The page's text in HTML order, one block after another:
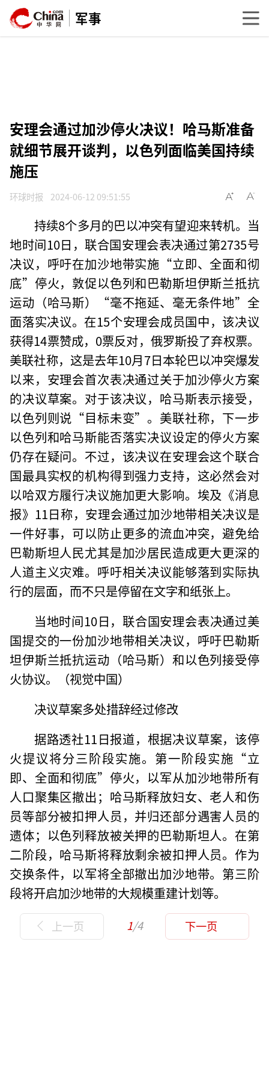
军事
安理会通过加沙停火决议！哈马斯准备
就细节展开谈判，以色列面临美国持续
施压
环球时报 2024-06-12 09:51:55
持续8个多月的巴以冲突有望迎来转机。当
地时间10日，联合国安理会表决通过第2735号
决议，呼吁在加沙地带实施“立即、全面和彻
底”停火，敦促以色列和巴勒斯坦伊斯兰抵抗
运动（哈马斯）“毫不拖延、毫无条件地”全
面落实决议。在15个安理会成员国中，该决议
获得14票赞成，0票反对，俄罗斯投了弃权票。
美联社称，这是去年10月7日本轮巴以冲突爆发
以来，安理会首次表决通过关于加沙停火方案
的决议草案。对于该决议，哈马斯表示接受，
以色列则说“目标未变”。美联社称，下一步
以色列和哈马斯能否落实决议设定的停火方案
仍存在疑问。不过，该决议在安理会这个联合
国最具实权的机构得到强力支持，这必然会对
以哈双方履行决议施加更大影响。埃及《消息
报》11日称，安理会通过加沙地带相关决议是
一件好事，可以防止更多的流血冲突，避免给
巴勒斯坦人民尤其是加沙居民造成更大更深的
人道主义灾难。呼吁相关决议能够落到实际执
行的层面，而不只是停留在文字和纸张上。
当地时间10日，联合国安理会表决通过美
国提交的一份加沙地带相关决议，呼吁巴勒斯
坦伊斯兰抵抗运动（哈马斯）和以色列接受停
火协议。（视觉中国）
决议草案多处措辞经过修改
据路透社11日报道，根据决议草案，该停
火提议将分三阶段实施。第一阶段实施“立
即、全面和彻底”停火，以军从加沙地带所有
人口聚集区撤出；哈马斯释放妇女、老人和伤
员等部分被扣押人员，并归还部分遇害人员的
遗体；以色列释放被关押的巴勒斯坦人。在第
二阶段，哈马斯将释放剩余被扣押人员。作为
交换条件，以军将全部撤出加沙地带。第三阶
段将开启加沙地带的大规模重建计划等。
上一页 1/4 下一页